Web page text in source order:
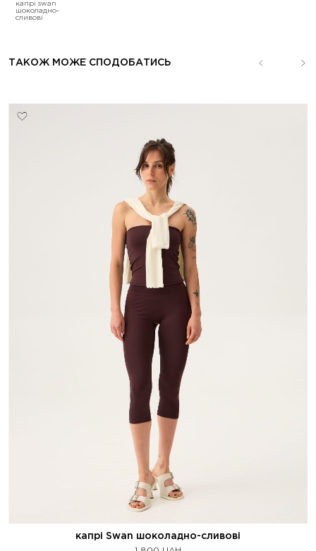
капрі swan
шоколадно-
сливові
ТАКОЖ МОЖЕ СПОДОБАТИСЬ
капрі Swan шоколадно-сливові